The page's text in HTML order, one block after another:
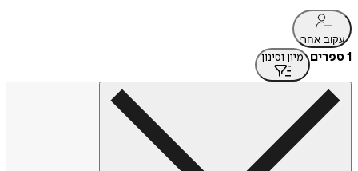
עקוב אחרי
1 ספרים מיון וסינון